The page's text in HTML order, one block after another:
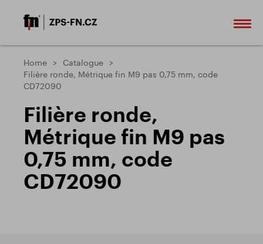
Home
Catalogue
Filière ronde, Métrique fin M9 pas 0,75 mm, code
CD72090
Filière ronde,
Métrique fin M9 pas
0,75 mm, code
CD72090